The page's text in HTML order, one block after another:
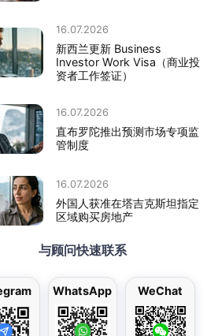
16.07.2026
新西兰更新 Business
Investor Work Visa（商业投
资者工作签证）
16.07.2026
直布罗陀推出预测市场专项监
管制度
16.07.2026
外国人获准在塔吉克斯坦指定
区域购买房地产
与顾问快速联系
WhatsApp WeChat